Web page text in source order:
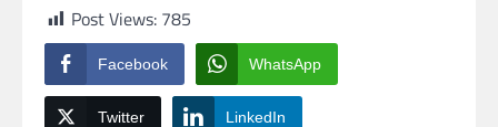
Post Views: 785
Facebook WhatsApp
Twitter LinkedIn